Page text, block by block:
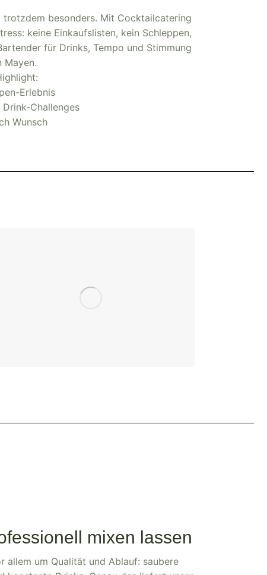
besonders. Mit Cocktailcatering
keine Einkaufslisten, kein Schleppen,
für Drinks, Tempo und Stimmung
Mayen.
Erlebnis
Challenges
Wunsch
mixen lassen
allem um Qualität und Ablauf: saubere